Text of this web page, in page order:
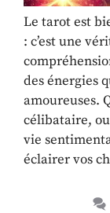
Le tarot est
: c’est une
des énergies
amoureuses.
célibataire,
vie
éclairer vos